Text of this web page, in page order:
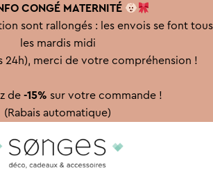
CONGÉ MATERNITÉ
sont rallongés : les envois se font tous
les mardis midi
24h), merci de votre compréhension !
de -15% sur votre commande !
(Rabais automatique)